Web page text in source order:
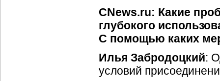
CNews.ru: Какие
глубокого
С помощью каких
Илья Забродоцкий:
условий